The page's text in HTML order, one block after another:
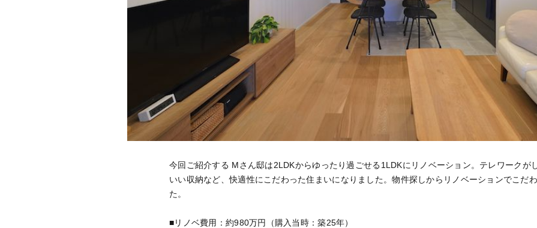
今回ご紹介する Mさん邸は2LDKからゆったり過ごせる1LDKにリノベーション。テレワークが
いい収納など、快適性にこだわった住まいになりました。物件探しからリノベーションでこだ
た。
■リノベ費用：約980万円（購入当時：築25年）